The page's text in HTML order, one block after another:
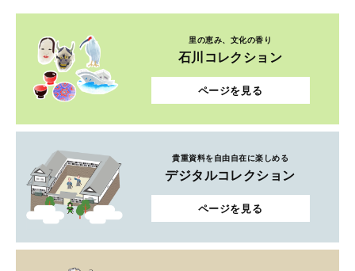
里の恵み、文化の香り
石川コレクション
ページを見る
貴重資料を自由自在に楽しめる
デジタルコレクション
ページを見る